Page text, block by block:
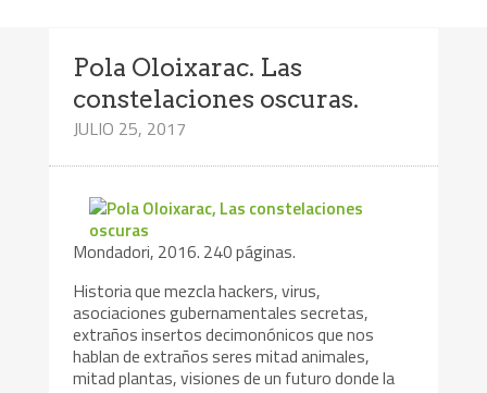
Pola Oloixarac. Las
constelaciones oscuras.
JULIO 25, 2017
Mondadori, 2016. 240 páginas.
Historia que mezcla hackers, virus,
asociaciones gubernamentales secretas,
extraños insertos decimonónicos que nos
hablan de extraños seres mitad animales,
mitad plantas, visiones de un futuro donde la